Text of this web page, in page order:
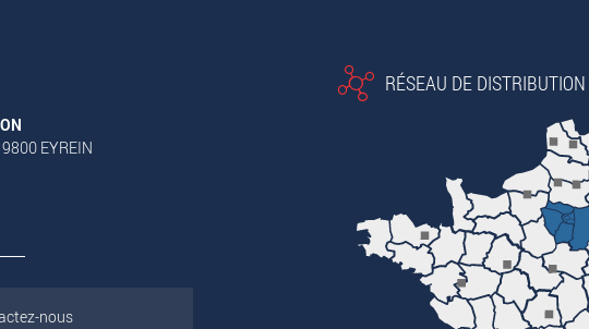
EYREIN
nous
RÉSEAU DE DISTRIBUTION